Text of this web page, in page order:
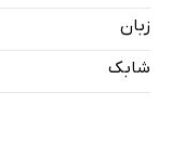
دادگری
کوشایی
زبان
شابک